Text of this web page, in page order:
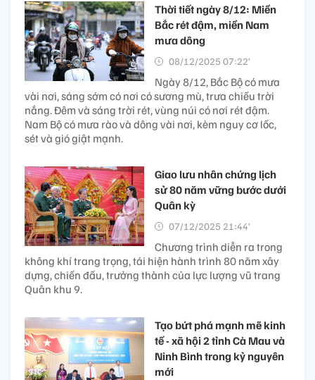
Thời tiết ngày 8/12: Miền
Bắc rét đậm, miền Nam
mưa dông
08/12/2025 07:22’
Ngày 8/12, Bắc Bộ có mưa
vài nơi, sáng sớm có nơi có sương mù, trưa chiều trời
nắng. Đêm và sáng trời rét, vùng núi có nơi rét đậm.
Nam Bộ có mưa rào và dông vài nơi, kèm nguy cơ lốc,
sét và gió giật mạnh.
Giao lưu nhân chứng lịch
sử 80 năm vững bước dưới
Quân kỳ
07/12/2025 21:44’
Chương trình diễn ra trong
không khí trang trọng, tái hiện hành trình 80 năm xây
dựng, chiến đấu, trưởng thành của lực lượng vũ trang
Quân khu 9.
Tạo bứt phá mạnh mẽ kinh
tế - xã hội 2 tỉnh Cà Mau và
Ninh Bình trong kỷ nguyên
mới